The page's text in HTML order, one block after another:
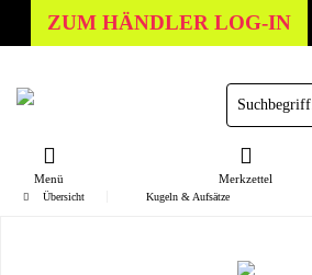
ZUM HÄNDLER LOG-IN
Menü Merkzettel
Übersicht Kugeln & Aufsätze